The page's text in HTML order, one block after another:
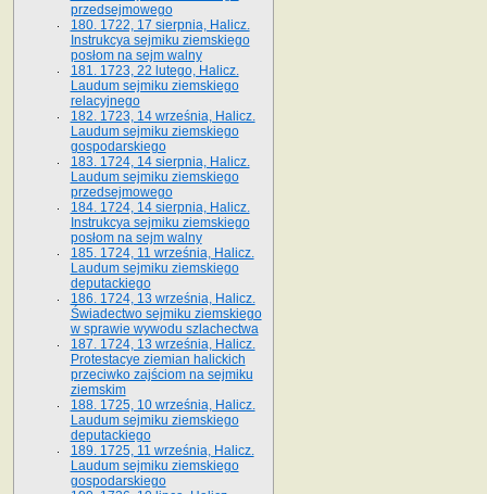
przedsejmowego
180. 1722, 17 sierpnia, Halicz.
Instrukcya sejmiku ziemskiego
posłom na sejm walny
181. 1723, 22 lutego, Halicz.
Laudum sejmiku ziemskiego
relacyjnego
182. 1723, 14 września, Halicz.
Laudum sejmiku ziemskiego
gospodarskiego
183. 1724, 14 sierpnia, Halicz.
Laudum sejmiku ziemskiego
przedsejmowego
184. 1724, 14 sierpnia, Halicz.
Instrukcya sejmiku ziemskiego
posłom na sejm walny
185. 1724, 11 września, Halicz.
Laudum sejmiku ziemskiego
deputackiego
186. 1724, 13 września, Halicz.
Świadectwo sejmiku ziemskiego
w sprawie wywodu szlachectwa
187. 1724, 13 września, Halicz.
Protestacye ziemian halickich
przeciwko zajściom na sejmiku
ziemskim
188. 1725, 10 września, Halicz.
Laudum sejmiku ziemskiego
deputackiego
189. 1725, 11 września, Halicz.
Laudum sejmiku ziemskiego
gospodarskiego